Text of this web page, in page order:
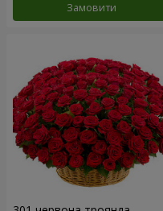
Замовити